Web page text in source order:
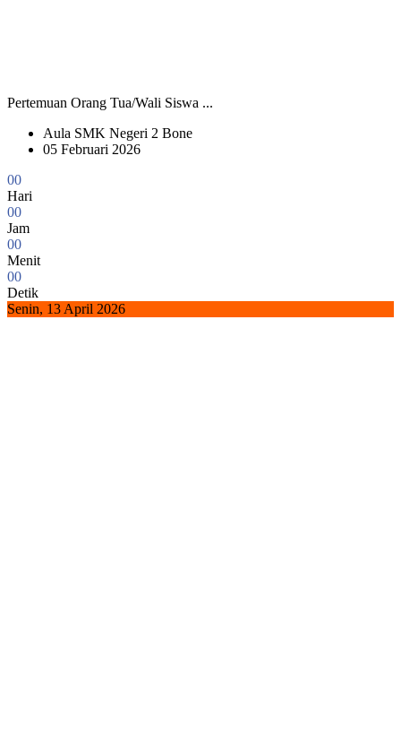
Pertemuan Orang Tua/Wali Siswa ...
Aula SMK Negeri 2 Bone
05 Februari 2026
00
Hari
00
Jam
00
Menit
00
Detik
Senin, 13 April 2026